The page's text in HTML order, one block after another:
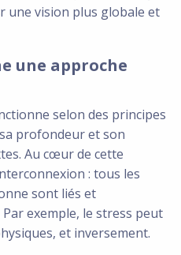
une vision plus globale et
une approche
selon des principes
profondeur et son
Au cœur de cette
: tous les
sont liés et
exemple, le stress peut
et inversement.